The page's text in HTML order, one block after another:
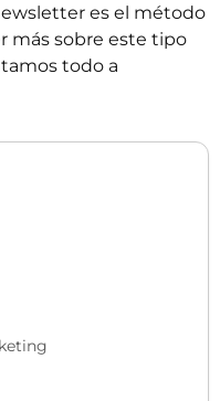
es el método
más sobre este tipo
todo a